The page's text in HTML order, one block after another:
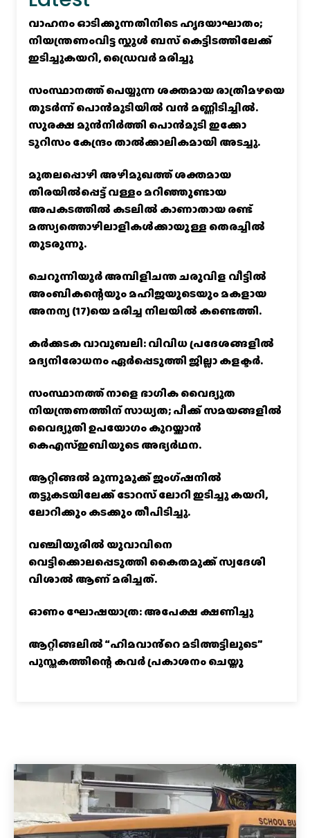
വാഹനം ഓടിക്കുന്നതിനിടെ ഹൃദയാഘാതം;
നിയന്ത്രണംവിട്ട സ്കൂൾ ബസ് കെട്ടിടത്തിലേക്ക്
ഇടിച്ചുകയറി, ഡ്രൈവർ മരിച്ചു
സംസ്ഥാനത്ത് പെയ്യുന്ന ശക്തമായ രാത്രിമഴയെ
തുടർന്ന് പൊൻമുടിയില്‍ വൻ മണ്ണിടിച്ചില്‍.
സുരക്ഷ മുൻനിർത്തി പൊൻമുടി ഇക്കോ
ടൂറിസം കേന്ദ്രം താല്‍ക്കാലികമായി അടച്ചു.
മുതലപ്പൊഴി അഴിമുഖത്ത് ശക്തമായ
തിരയിൽപ്പെട്ട് വള്ളം മറിഞ്ഞുണ്ടായ
അപകടത്തിൽ കടലിൽ കാണാതായ രണ്ട്
മത്സ്യത്തൊഴിലാളികൾക്കായുള്ള തെരച്ചിൽ
തുടരുന്നു.
ചെറുന്നിയൂർ അമ്പിളിചന്ത ചരുവിള വീട്ടിൽ
അംബികന്റെയും മഹിജയുടെയും മകളായ
അനന്യ (17)യെ മരിച്ച നിലയിൽ കണ്ടെത്തി.
കര്‍ക്കടക വാവുബലി: വിവിധ പ്രദേശങ്ങളില്‍
മദ്യനിരോധനം ഏര്‍പ്പെടുത്തി ജില്ലാ കളക്ടര്‍.
സംസ്ഥാനത്ത് നാളെ ഭാഗിക വൈദ്യുത
നിയന്ത്രണത്തിന് സാധ്യത; പീക്ക് സമയങ്ങളില്‍
വൈദ്യുതി ഉപയോഗം കുറയ്ക്കാൻ
കെഎസ്‌ഇബിയുടെ അഭ്യര്‍ഥന.
ആറ്റിങ്ങൽ മൂന്നുമുക്ക് ജംഗ്ഷനിൽ
തട്ടുകടയിലേക്ക് ടോറസ് ലോറി ഇടിച്ചു കയറി,
ലോറിക്കും കടക്കും തീപിടിച്ചു.
വഞ്ചിയൂരില്‍ യുവാവിനെ
വെട്ടിക്കൊലപ്പെടുത്തി കൈതമുക്ക് സ്വദേശി
വിശാല്‍ ആണ് മരിച്ചത്.
ഓണം ഘോഷയാത്ര: അപേക്ഷ ക്ഷണിച്ചു
ആറ്റിങ്ങലിൽ “ഹിമവാൻ്റെ മടിത്തട്ടിലൂടെ”
പുസ്തകത്തിന്റെ കവർ പ്രകാശനം ചെയ്തു